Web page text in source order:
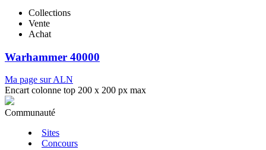
Collections
Vente
Achat
Warhammer 40000
Ma page sur ALN
Encart colonne top 200 x 200 px max
Communauté
Sites
Concours